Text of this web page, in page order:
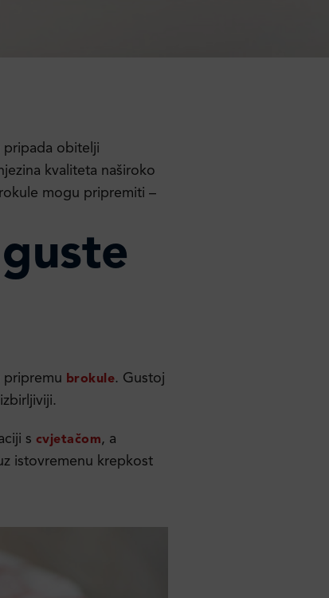
pripada obitelji
kvaliteta naširoko
mogu pripremiti –
pripremu brokule. Gustoj
s cvjetačom, a
istovremenu krepkost